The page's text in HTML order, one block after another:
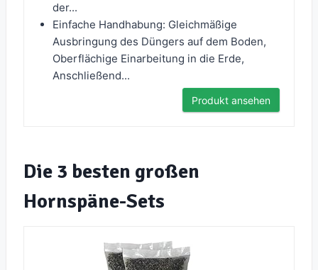
der...
Einfache Handhabung: Gleichmäßige
Ausbringung des Düngers auf dem Boden,
Oberflächige Einarbeitung in die Erde,
Anschließend...
Produkt ansehen
Die 3 besten großen
Hornspäne-Sets